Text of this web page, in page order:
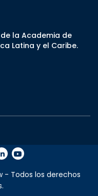
la Academia de
Latina y el Caribe.
- Todos los derechos